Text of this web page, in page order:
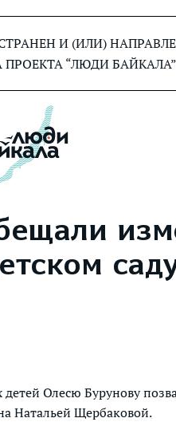
И (ИЛИ)
“ЛЮДИ БАЙКАЛА”
Олесю Бурунову
Натальей Щербаковой.